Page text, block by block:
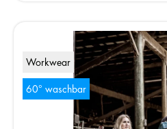
Workwear
60° waschbar